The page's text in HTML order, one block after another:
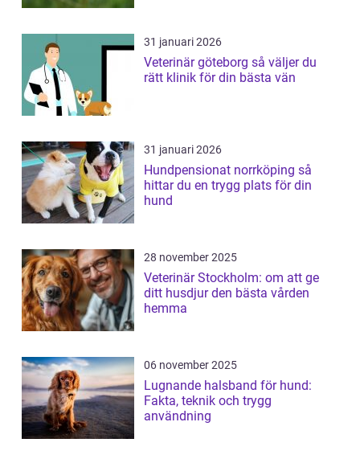
31 januari 2026
Veterinär göteborg så väljer du
rätt klinik för din bästa vän
31 januari 2026
Hundpensionat norrköping så
hittar du en trygg plats för din
hund
28 november 2025
Veterinär Stockholm: om att ge
ditt husdjur den bästa vården
hemma
06 november 2025
Lugnande halsband för hund:
Fakta, teknik och trygg
användning